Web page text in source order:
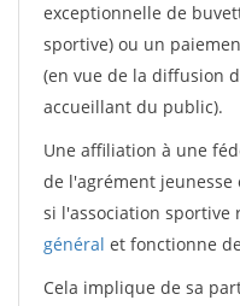
exceptionnelle de
sportive) ou un
(en vue de la diffusion
accueillant du public).
Une affiliation à une
de l'agrément
si l'association sportive
général et fonctionne
Cela implique de sa